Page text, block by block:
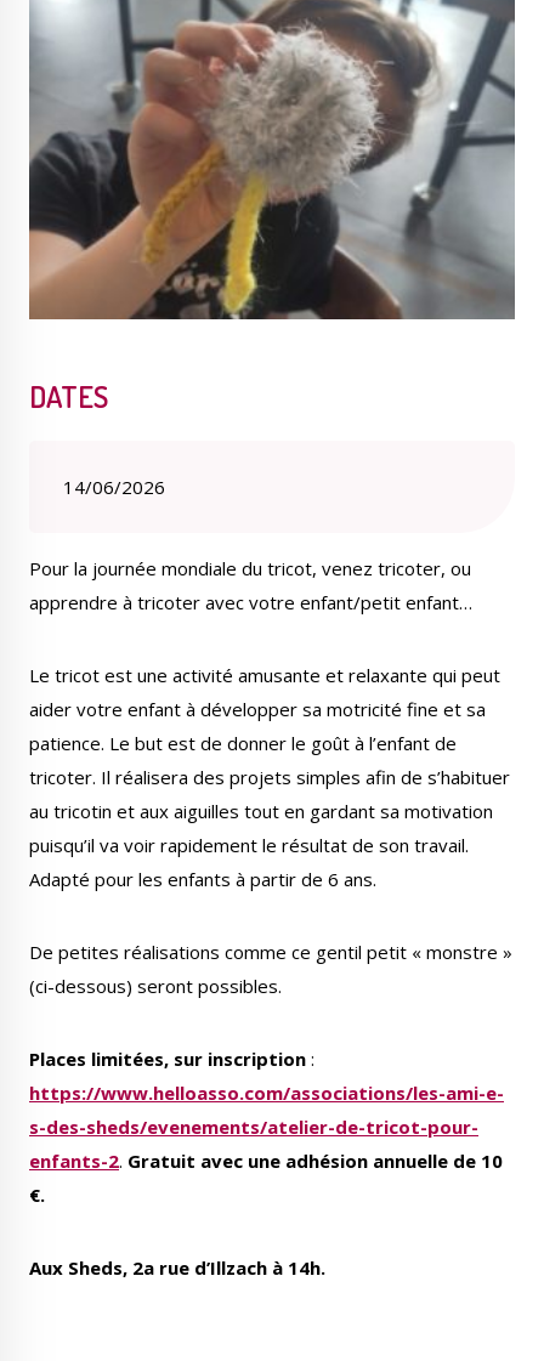
Publications
municipales
Enquêtes publiques
Conseil Municipal Transition écologique
Le Créa La médiathèque
Pour la journée mondiale du tricot, venez tricoter, ou
apprendre à tricoter avec votre enfant/petit enfant…
Le tricot est une activité amusante et relaxante qui peut
aider votre enfant à développer sa motricité fine et sa
patience. Le but est de donner le goût à l’enfant de
tricoter. Il réalisera des projets simples afin de s’habituer
au tricotin et aux aiguilles tout en gardant sa motivation
puisqu’il va voir rapidement le résultat de son travail.
Adapté pour les enfants à partir de 6 ans.
De petites réalisations comme ce gentil petit « monstre »
(ci-dessous) seront possibles.
Places limitées, sur inscription :
https://www.helloasso.com/associations/les-ami-e-
s-des-sheds/evenements/atelier-de-tricot-pour-
enfants-2. Gratuit avec une adhésion annuelle de 10
€.
Aux Sheds, 2a rue d’Illzach à 14h.
DATES
14/06/2026